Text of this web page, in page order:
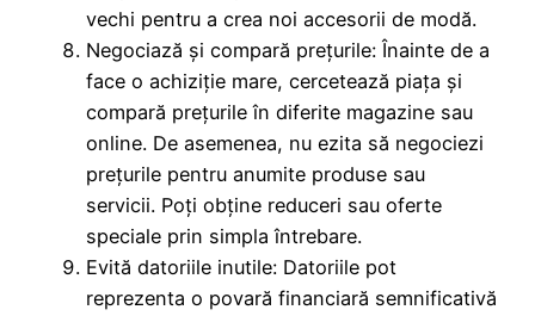
vechi pentru a crea noi accesorii de modă.
Negociază și compară prețurile: Înainte de a
face o achiziție mare, cercetează piața și
compară prețurile în diferite magazine sau
online. De asemenea, nu ezita să negociezi
prețurile pentru anumite produse sau
servicii. Poți obține reduceri sau oferte
speciale prin simpla întrebare.
Evită datoriile inutile: Datoriile pot
reprezenta o povară financiară semnificativă